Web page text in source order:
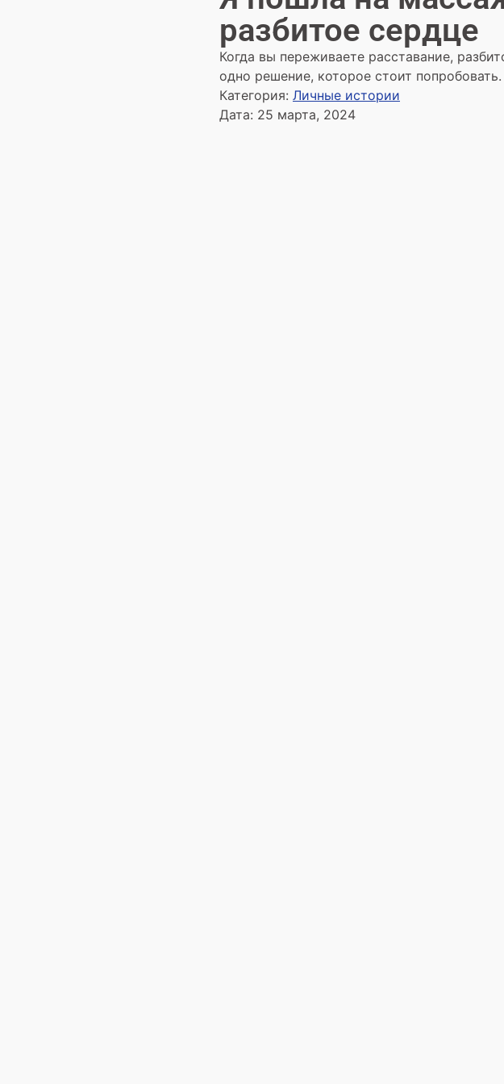
разбитое сердце
Когда вы переживаете расставание,
одно решение, которое стоит попробовать.
Категория: Личные истории
Дата: 25 марта, 2024